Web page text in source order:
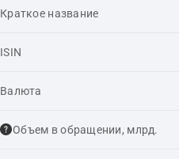
Краткое название
ISIN
Валюта
Объем в обращении, млрд.